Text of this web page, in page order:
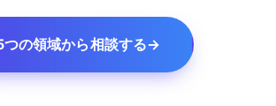
つの領域から相談する→